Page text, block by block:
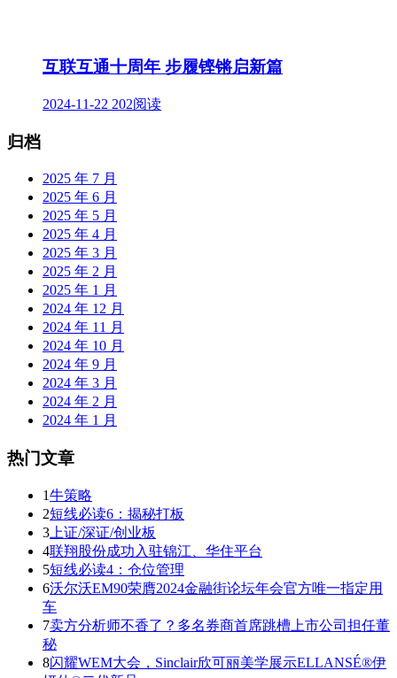
互联互通十周年 步履铿锵启新篇
2024-11-22 202阅读
归档
2025 年 7 月
2025 年 6 月
2025 年 5 月
2025 年 4 月
2025 年 3 月
2025 年 2 月
2025 年 1 月
2024 年 12 月
2024 年 11 月
2024 年 10 月
2024 年 9 月
2024 年 3 月
2024 年 2 月
2024 年 1 月
热门文章
1牛策略
2短线必读6：揭秘打板
3 上证/深证/创业板
4联翔股份成功入驻锦江、华住平台
5短线必读4：仓位管理
6沃尔沃EM90荣膺2024金融街论坛年会官方唯一指定用
车
7卖方分析师不香了？多名券商首席跳槽上市公司担任董
秘
8闪耀WEM大会，Sinclair欣可丽美学展示ELLANSÉ®伊